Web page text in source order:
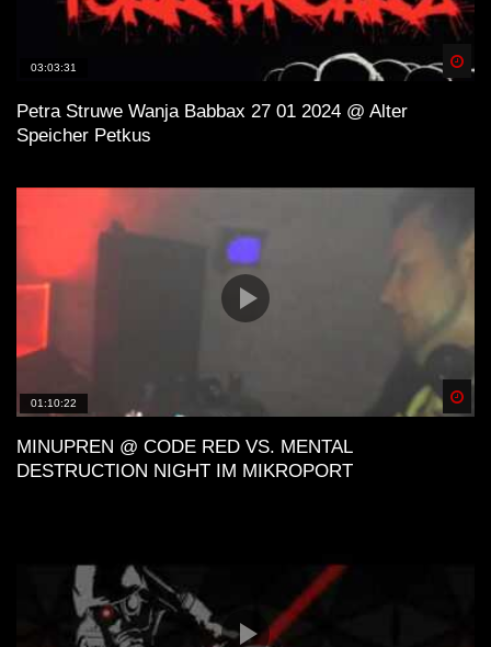
03:03:31
Petra Struwe Wanja Babbax 27 01 2024 @ Alter
Speicher Petkus
01:10:22
MINUPREN @ CODE RED VS. MENTAL
DESTRUCTION NIGHT IM MIKROPORT